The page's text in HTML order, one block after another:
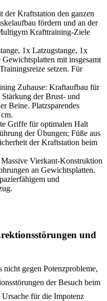
Kraftstation den ganzen
fördern und an der
Krafttraining-Ziele
1x Latzugstange, 1x
mit insgesamt
setzen. Für
Zuhause: Kraftaufbau für
der Brust- und
Beine. Platzsparendes
Griffe für optimalen Halt
der Übungen; Füße aus
der Kraftstation beim
Vierkant-Konstruktion
an Gewichtsplatten.
und
und
gegen Potenzprobleme,
der Besuch beim
für die Impotenz